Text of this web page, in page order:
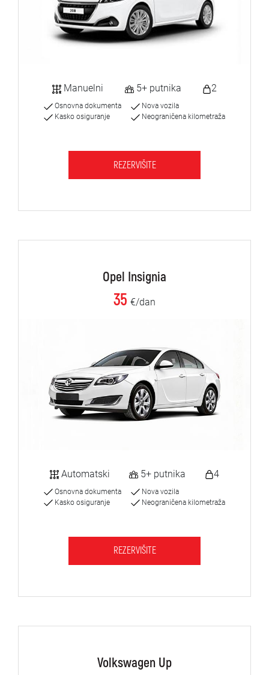
Manuelni 5+ putnika 2
Osnovna dokumenta
Kasko osiguranje
Nova vozila
Neograničena kilometraža
REZERVIŠITE
Opel Insignia
35 €/dan
Automatski 5+ putnika 4
Osnovna dokumenta
Kasko osiguranje
Nova vozila
Neograničena kilometraža
REZERVIŠITE
Volkswagen Up